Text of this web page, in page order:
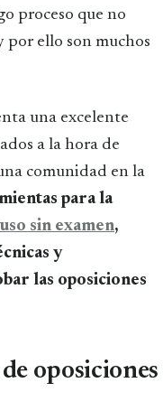
proceso que no
por ello son muchos
una excelente
a la hora de
comunidad en la
para la
sin examen,
y
las oposiciones
oposiciones